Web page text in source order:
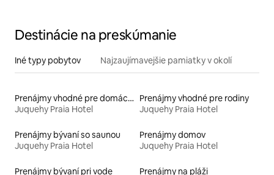
Destinácie na preskúmanie
Iné typy pobytov Najzaujímavejšie pamiatky v okolí
Prenájmy vhodné pre domáce zvieratá
Juquehy Praia Hotel
Prenájmy vhodné pre rodiny
Juquehy Praia Hotel
Prenájmy bývaní so saunou
Juquehy Praia Hotel
Prenájmy domov
Juquehy Praia Hotel
Prenájmy bývaní pri vode
Prenájmy na pláži